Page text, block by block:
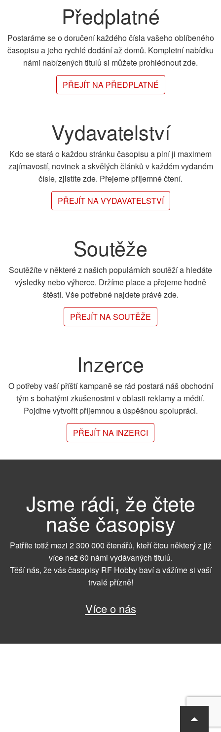
Předplatné
Postaráme se o doručení každého čísla vašeho oblíbeného
časopisu a jeho rychlé dodání až domů. Kompletní nabídku
námi nabízených titulů si můžete prohlédnout zde.
PŘEJÍT NA PŘEDPLATNÉ
Vydavatelství
Kdo se stará o každou stránku časopisu a plní ji maximem
zajímavostí, novinek a skvělých článků v každém vydaném
čísle, zjistíte zde. Přejeme příjemné čtení.
PŘEJÍT NA VYDAVATELSTVÍ
Soutěže
Soutěžíte v některé z našich populárních soutěží a hledáte
výsledky nebo výherce. Držíme place a přejeme hodně
štěstí. Vše potřebné najdete právě zde.
PŘEJÍT NA SOUTĚŽE
Inzerce
O potřeby vaší příští kampaně se rád postará náš obchodní
tým s bohatými zkušenostmi v oblasti reklamy a médií.
Pojďme vytvořit příjemnou a úspěšnou spolupráci.
PŘEJÍT NA INZERCI
Jsme rádi, že čtete
naše časopisy
Patříte totiž mezi 2 300 000 čtenářů, kteří čtou některý z již
více než 60 námi vydávaných titulů.
Těší nás, že vás časopisy RF Hobby baví a vážíme si vaší
trvalé přízně!
Více o nás